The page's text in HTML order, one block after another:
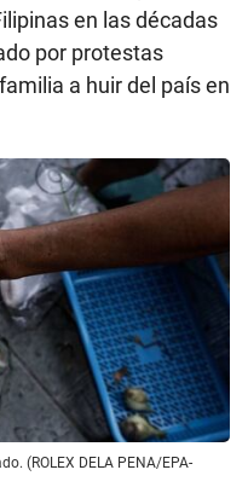
en las décadas
por protestas
a huir del país en
(ROLEX DELA PENA/EPA-